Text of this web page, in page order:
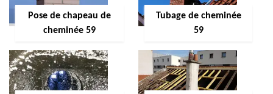
Pose de chapeau de
cheminée 59
Tubage de cheminée
59